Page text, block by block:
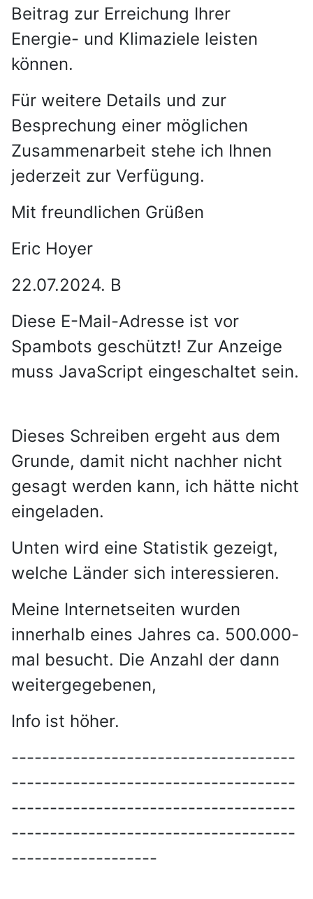
Beitrag zur Erreichung Ihrer
Energie- und Klimaziele leisten
können.
Für weitere Details und zur
Besprechung einer möglichen
Zusammenarbeit stehe ich Ihnen
jederzeit zur Verfügung.
Mit freundlichen Grüßen
Eric Hoyer
22.07.2024. B
Diese E-Mail-Adresse ist vor
Spambots geschützt! Zur Anzeige
muss JavaScript eingeschaltet sein.
Dieses Schreiben ergeht aus dem
Grunde, damit nicht nachher nicht
gesagt werden kann, ich hätte nicht
eingeladen.
Unten wird eine Statistik gezeigt,
welche Länder sich interessieren.
Meine Internetseiten wurden
innerhalb eines Jahres ca. 500.000-
mal besucht. Die Anzahl der dann
weitergegebenen,
Info ist höher.
-------------------------------------
-------------------------------------
-------------------------------------
-------------------------------------
-------------------